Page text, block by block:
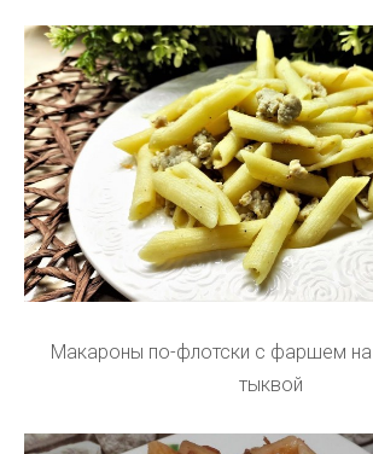
Макароны по-флотски с фаршем
тыквой